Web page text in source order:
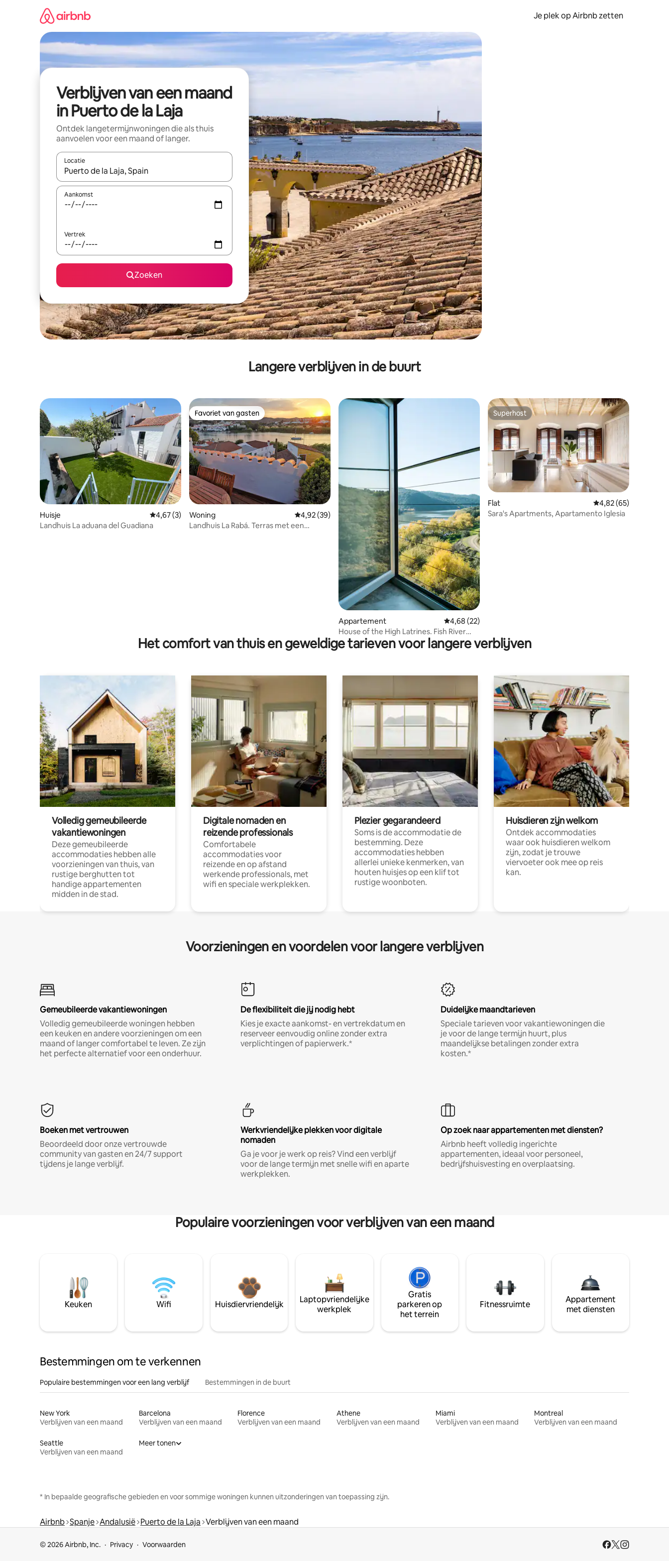
Je plek op Airbnb zetten
Verblijven van een maand
in Puerto de la Laja
Ontdek langetermijnwoningen die als thuis
aanvoelen voor een maand of langer.
Locatie
Wanneer er resultaten beschikbaar zijn, maak je een keuze met je de pijltjestoetsen omhoog en omlaag, óf door te tikken of swipen.
Aankomst
Vertrek
Zoeken
Langere verblijven in de buurt
Huisje Gemiddelde beoordeling van 4,67 op 5, 3 recensies
4,67 (3)
Landhuis La aduana del Guadiana
Favoriet van gasten
Favoriet van gasten
Woning Gemiddelde beoordeling van 4,92 op 5, 39 recensies
4,92 (39)
Landhuis La Rabá. Terras met een
Appartement Gemiddelde beoordeling van 4,68 op 5, 22 recensies
4,68 (22)
House of the High Latrines. Fish River
Festival
Superhost
Superhost
Flat Gemiddelde
4,82 (65)
Sara's Apartments, Apartamento Iglesia
Het comfort van thuis en geweldige tarieven voor langere verblijven
Volledig gemeubileerde
vakantiewoningen
Deze gemeubileerde
accommodaties hebben alle
voorzieningen van thuis, van
rustige berghutten tot
handige appartementen
midden in de stad.
Digitale nomaden en
reizende professionals
Comfortabele
accommodaties voor
reizende en op afstand
werkende professionals, met
wifi en speciale werkplekken.
Plezier gegarandeerd
Soms is de accommodatie de
bestemming. Deze
accommodaties hebben
allerlei unieke kenmerken, van
houten huisjes op een klif tot
rustige woonboten.
Huisdieren zijn welkom
Ontdek accommodaties
waar ook huisdieren welkom
zijn, zodat je trouwe
viervoeter ook mee op reis
kan.
Voorzieningen en voordelen voor langere verblijven
Gemeubileerde vakantiewoningen
Volledig gemeubileerde woningen hebben
een keuken en andere voorzieningen om een
maand of langer comfortabel te leven. Ze zijn
het perfecte alternatief voor een onderhuur.
De flexibiliteit die jij nodig hebt
Kies je exacte aankomst- en vertrekdatum en
reserveer eenvoudig online zonder extra
verplichtingen of papierwerk.*
Duidelijke maandtarieven
Speciale tarieven voor vakantiewoningen die
je voor de lange termijn huurt, plus
maandelijkse betalingen zonder extra
kosten.*
Boeken met vertrouwen
Beoordeeld door onze vertrouwde
community van gasten en 24/7 support
tijdens je lange verblijf.
Werkvriendelijke plekken voor digitale
nomaden
Ga je voor je werk op reis? Vind een verblijf
voor de lange termijn met snelle wifi en aparte
werkplekken.
Op zoek naar appartementen met diensten?
Airbnb heeft volledig ingerichte
appartementen, ideaal voor personeel,
bedrijfshuisvesting en overplaatsing.
Populaire voorzieningen voor verblijven van een maand
Keuken Wifi Huisdiervriendelijk
Laptopvriendelijke
werkplek
Gratis
parkeren op
het terrein
Fitnessruimte
Appartement
met diensten
Bestemmingen om te verkennen
Populaire bestemmingen voor een lang verblijf Bestemmingen in de buurt
New York
Verblijven van een maand
Barcelona
Verblijven van een maand
Florence
Verblijven van een maand
Athene
Verblijven van een maand
Miami
Verblijven van een maand
Montreal
Verblijven van een maand
Seattle
Verblijven van een maand
Meer tonen
* In bepaalde geografische gebieden en voor sommige woningen kunnen uitzonderingen van toepassing zijn.
Airbnb Spanje Andalusië Puerto de la Laja Verblijven van een maand
© 2026 Airbnb, Inc. Privacy Voorwaarden